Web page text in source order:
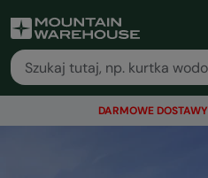
DARMOWE DOSTAWY